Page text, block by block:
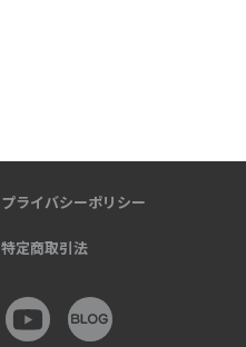
プライバシーポリシー
特定商取引法